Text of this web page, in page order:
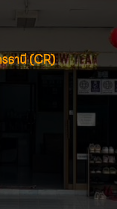
ธานี (CR)